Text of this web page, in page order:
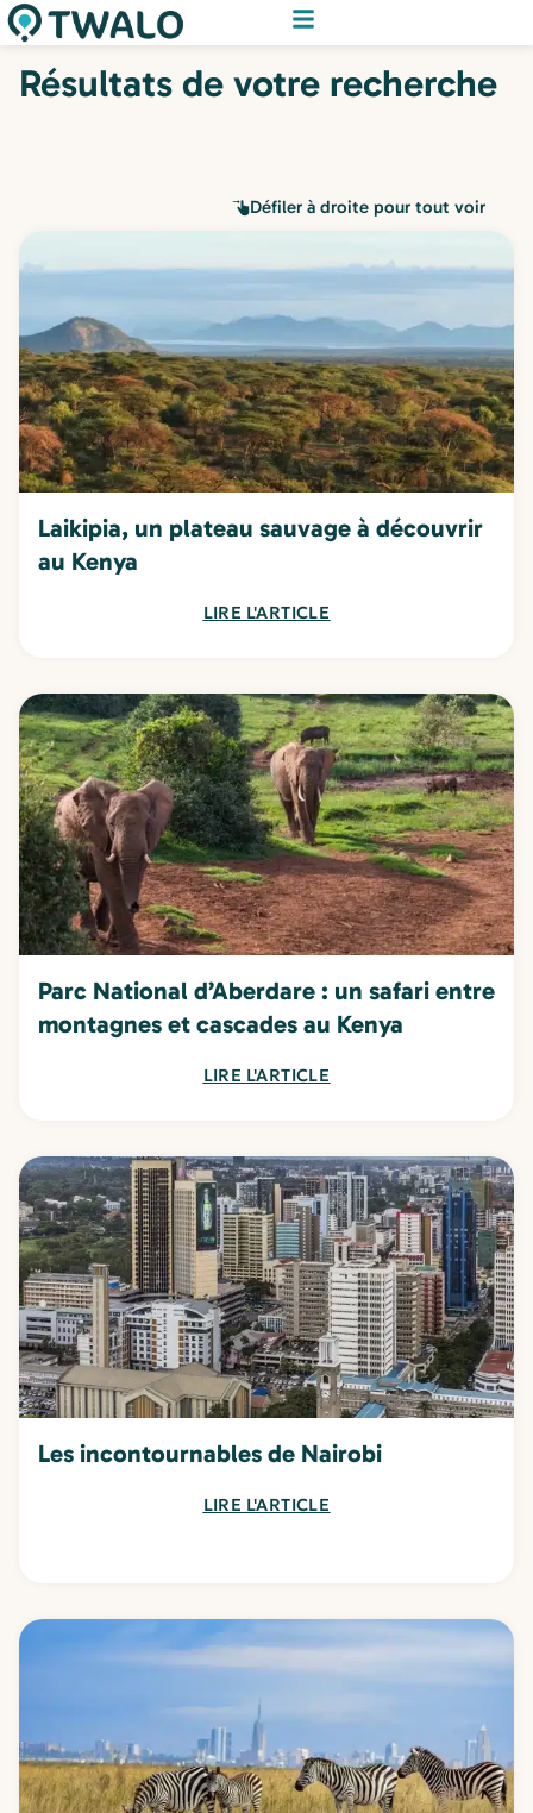
Résultats de votre recherche
Défiler à droite pour tout voir
Laikipia, un plateau sauvage à découvrir
au Kenya
LIRE L'ARTICLE
Parc National d’Aberdare : un safari entre
montagnes et cascades au Kenya
LIRE L'ARTICLE
Les incontournables de Nairobi
LIRE L'ARTICLE